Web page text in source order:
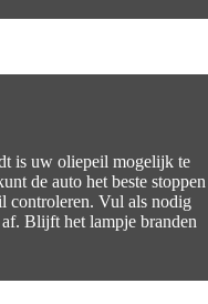
is uw oliepeil mogelijk te
de auto het beste stoppen
controleren. Vul als nodig
Blijft het lampje branden